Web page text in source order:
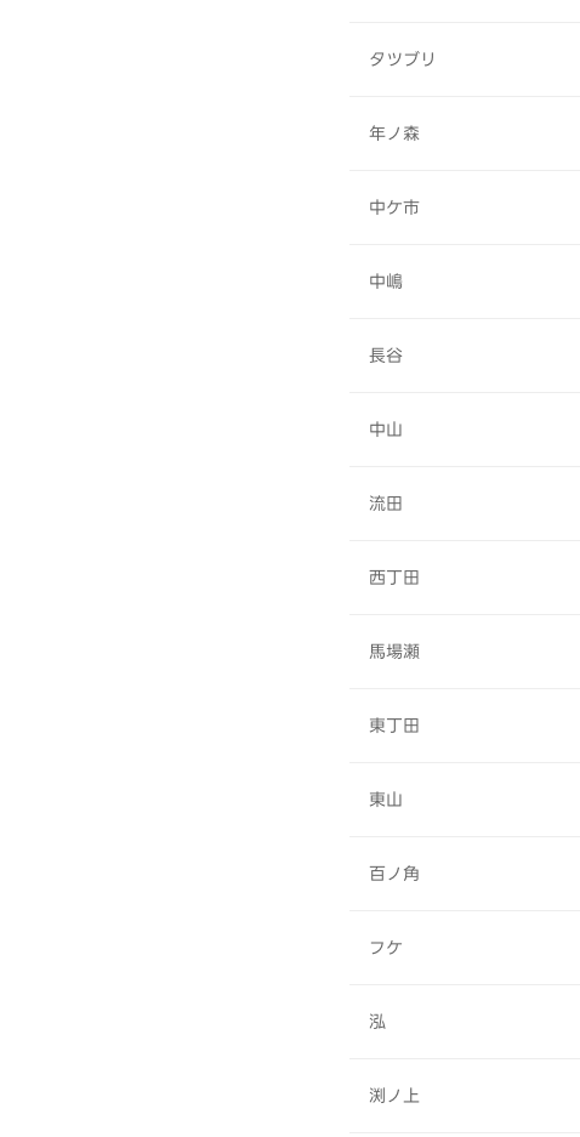
タツブリ
年ノ森
中ケ市
中嶋
長谷
中山
流田
西丁田
馬場瀬
東丁田
東山
百ノ角
フケ
泓
渕ノ上